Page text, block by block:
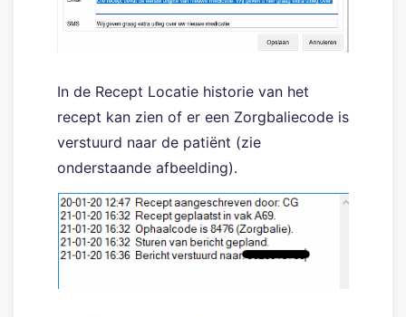
In de Recept Locatie historie van het
recept kan zien of er een Zorgbaliecode is
verstuurd naar de patiënt (zie
onderstaande afbeelding).